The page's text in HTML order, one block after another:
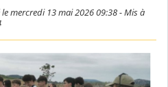
le mercredi 13 mai 2026 09:38 - Mis à